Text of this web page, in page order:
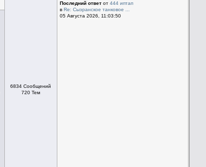
6834 Сообщений
720 Тем
Последний ответот 444 иптап
в Re: Сызранское танковое ...
05 Августа 2026, 11:03:50